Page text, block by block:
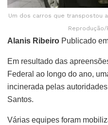
Um dos carros que transpostou
Alanis Ribeiro Publicado
Em resultado das
Federal ao longo do ano,
incinerada pelas
Santos.
Várias equipes foram